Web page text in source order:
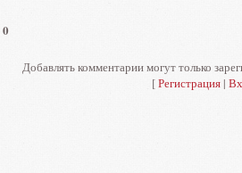
0
Добавлять комментарии могут только
[Регистрация|